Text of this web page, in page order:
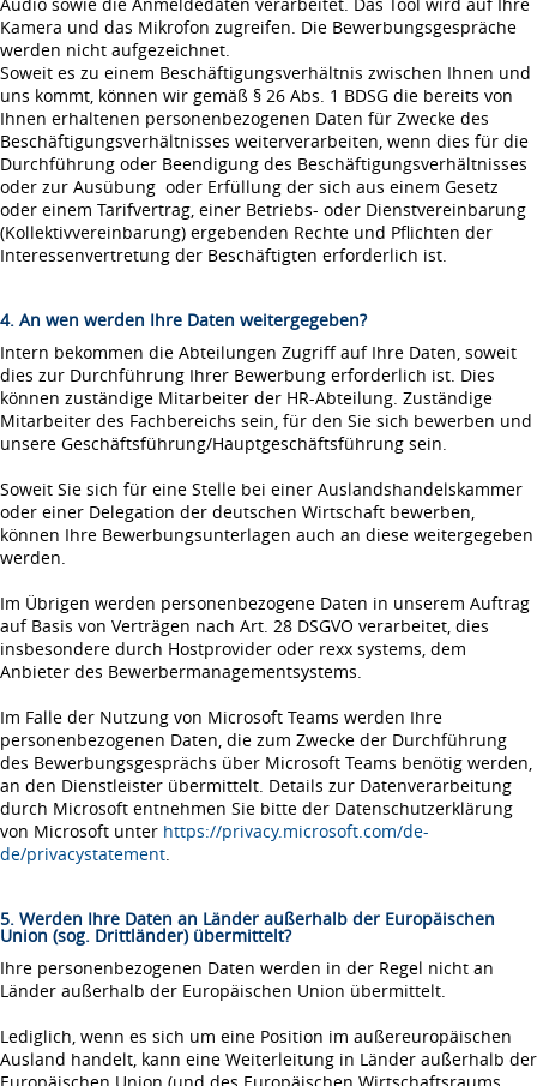
Kamera und das Mikrofon zugreifen. Die Bewerbungsgespräche
werden nicht aufgezeichnet.
Soweit es zu einem Beschäftigungsverhältnis zwischen Ihnen und
uns kommt, können wir gemäß § 26 Abs. 1 BDSG die bereits von
Ihnen erhaltenen personenbezogenen Daten für Zwecke des
Beschäftigungsverhältnisses weiterverarbeiten, wenn dies für die
Durchführung oder Beendigung des Beschäftigungsverhältnisses
oder zur Ausübung oder Erfüllung der sich aus einem Gesetz
oder einem Tarifvertrag, einer Betriebs- oder Dienstvereinbarung
(Kollektivvereinbarung) ergebenden Rechte und Pflichten der
Interessenvertretung der Beschäftigten erforderlich ist.
4. An wen werden Ihre Daten weitergegeben?
Intern bekommen die Abteilungen Zugriff auf Ihre Daten, soweit
dies zur Durchführung Ihrer Bewerbung erforderlich ist. Dies
können zuständige Mitarbeiter der HR-Abteilung. Zuständige
Mitarbeiter des Fachbereichs sein, für den Sie sich bewerben und
unsere Geschäftsführung/Hauptgeschäftsführung sein.
Soweit Sie sich für eine Stelle bei einer Auslandshandelskammer
oder einer Delegation der deutschen Wirtschaft bewerben,
können Ihre Bewerbungsunterlagen auch an diese weitergegeben
werden.
Im Übrigen werden personenbezogene Daten in unserem Auftrag
auf Basis von Verträgen nach Art. 28 DSGVO verarbeitet, dies
insbesondere durch Hostprovider oder rexx systems, dem
Anbieter des Bewerbermanagementsystems.
Im Falle der Nutzung von Microsoft Teams werden Ihre
personenbezogenen Daten, die zum Zwecke der Durchführung
des Bewerbungsgesprächs über Microsoft Teams benötig werden,
an den Dienstleister übermittelt. Details zur Datenverarbeitung
durch Microsoft entnehmen Sie bitte der Datenschutzerklärung
von Microsoft unter https://privacy.microsoft.com/de-
de/privacystatement.
5. Werden Ihre Daten an Länder außerhalb der Europäischen
Union (sog. Drittländer) übermittelt?
Ihre personenbezogenen Daten werden in der Regel nicht an
Länder außerhalb der Europäischen Union übermittelt.
Lediglich, wenn es sich um eine Position im außereuropäischen
Ausland handelt, kann eine Weiterleitung in Länder außerhalb der